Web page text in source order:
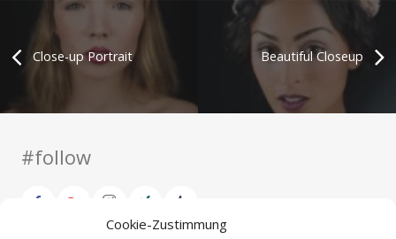
Cookie-Zustimmung
Close-up Portrait Beautiful Closeup
#follow